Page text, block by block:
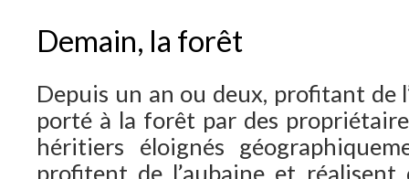
Demain, la forêt
Depuis un an ou deux, profitant de
porté à la forêt par des
héritiers éloignés
profitent de l’aubaine et réalisent